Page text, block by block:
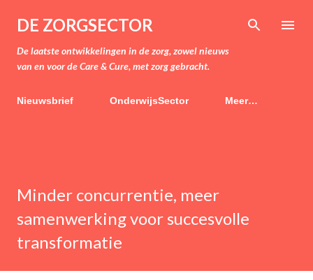
Doorgaan naar hoofdcontent
DE ZORGSECTOR
De laatste ontwikkelingen in de zorg, zowel nieuws
van en voor de Care & Cure, met zorg gebracht.
Nieuwsbrief OnderwijsSector Meer…
Minder concurrentie, meer
samenwerking voor succesvolle
transformatie